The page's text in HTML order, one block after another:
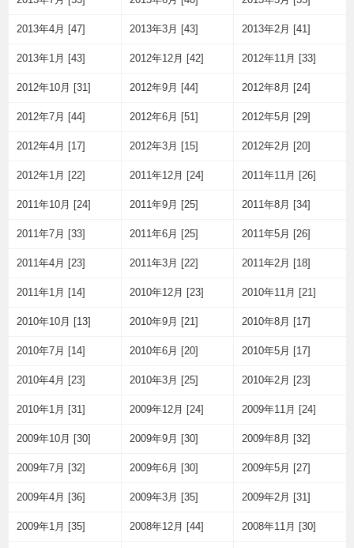
2013年4月 [47] 2013年3月 [43] 2013年2月 [41]
2013年1月 [43] 2012年12月 [42] 2012年11月 [33]
2012年10月 [31] 2012年9月 [44] 2012年8月 [24]
2012年7月 [44] 2012年6月 [51] 2012年5月 [29]
2012年4月 [17] 2012年3月 [15] 2012年2月 [20]
2012年1月 [22] 2011年12月 [24] 2011年11月 [26]
2011年10月 [24] 2011年9月 [25] 2011年8月 [34]
2011年7月 [33] 2011年6月 [25] 2011年5月 [26]
2011年4月 [23] 2011年3月 [22] 2011年2月 [18]
2011年1月 [14] 2010年12月 [23] 2010年11月 [21]
2010年10月 [13] 2010年9月 [21] 2010年8月 [17]
2010年7月 [14] 2010年6月 [20] 2010年5月 [17]
2010年4月 [23] 2010年3月 [25] 2010年2月 [23]
2010年1月 [31] 2009年12月 [24] 2009年11月 [24]
2009年10月 [30] 2009年9月 [30] 2009年8月 [32]
2009年7月 [32] 2009年6月 [30] 2009年5月 [27]
2009年4月 [36] 2009年3月 [35] 2009年2月 [31]
2009年1月 [35] 2008年12月 [44] 2008年11月 [30]